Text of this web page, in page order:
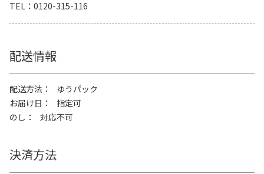
TEL
0120-315-116
配送情報
配送方法
ゆうパック
お届け日
指定可
のし
対応不可
決済方法